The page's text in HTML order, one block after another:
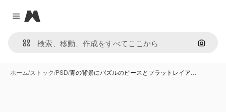
Close menu
Magnific
画像で
ホーム/ストック/PSD/青の背景にパズルのピースとフラットレイア…